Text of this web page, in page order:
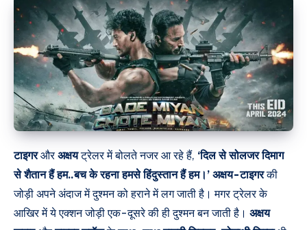
टाइगरऔरअक्षयट्रेलर में बोलते नजर आ रहे हैं, ‘दिल से सोलजर दिमाग
से शैतान हैं हम..बच के रहना हमसे हिंदुस्तान हैं हम।’ अक्षय-टाइगरकी
जोड़ी अपने अंदाज में दुश्मन को हराने में लग जाती है। मगर ट्रेलर के
आखिर में ये एक्शन जोड़ी एक-दूसरे की ही दुश्मन बन जाती है। अक्षय